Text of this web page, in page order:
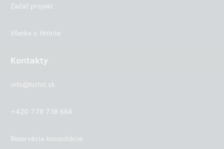
Začať projekt
Všetko o Hithite
Kontakty
info@hithit.sk
+420 778 738 664
Rezervácia konzultácie